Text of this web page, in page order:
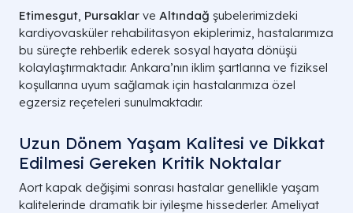
Etimesgut, Pursaklar ve Altındağ şubelerimizdeki
kardiyovasküler rehabilitasyon ekiplerimiz, hastalarımıza
bu süreçte rehberlik ederek sosyal hayata dönüşü
kolaylaştırmaktadır. Ankara’nın iklim şartlarına ve fiziksel
koşullarına uyum sağlamak için hastalarımıza özel
egzersiz reçeteleri sunulmaktadır.
Uzun Dönem Yaşam Kalitesi ve Dikkat
Edilmesi Gereken Kritik Noktalar
Aort kapak değişimi sonrası hastalar genellikle yaşam
kalitelerinde dramatik bir iyileşme hissederler. Ameliyat